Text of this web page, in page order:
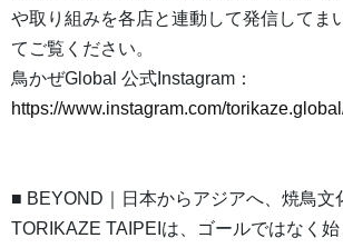
や取り組みを各店と連動して発信してま
てご覧ください。
鳥かぜGlobal 公式Instagram：
https://www.instagram.com/
■ BEYOND｜日本からアジアへ、焼鳥文
TORIKAZE TAIPEIは、ゴールではなく始